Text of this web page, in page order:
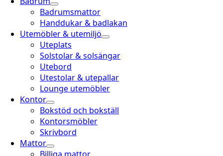
Badrumsmattor
Handdukar & badlakan
Utemöbler & utemiljö
Uteplats
Solstolar & solsängar
Utebord
Utestolar & utepallar
Lounge utemöbler
Kontor
Bokstöd och bokställ
Kontorsmöbler
Skrivbord
Mattor
Billiga mattor